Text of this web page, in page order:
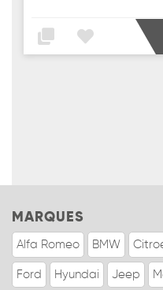
MARQUES
Alfa Romeo BMW
Ford Hyundai Jeep